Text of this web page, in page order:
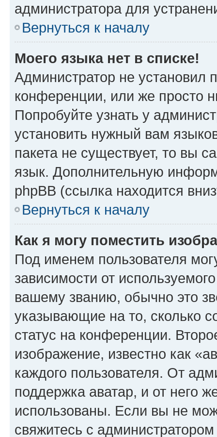
администратора для
Вернуться к началу
Моего языка нет в списке!
Администратор не установил
конференции, или же просто
Попробуйте узнать у
установить нужный вам
пакета не существует, то вы
язык. Дополнительную
phpBB (ссылка находится
Вернуться к началу
Как я могу поместить
Под именем пользователя
зависимости от
вашему званию, обычно это
указывающие на то, сколько
статус на конференции.
изображение, известно как
каждого пользователя. От
поддержка аватар, и от него
использованы. Если вы не
свяжитесь с